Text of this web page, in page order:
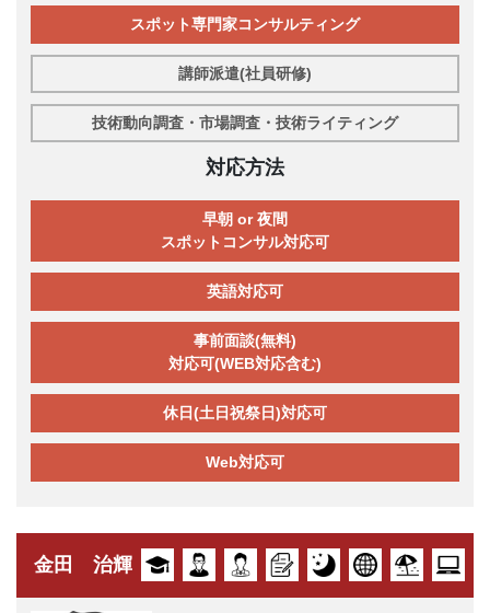
スポット専門家コンサルティング
講師派遣(社員研修)
技術動向調査・市場調査・技術ライティング
対応方法
早朝 or 夜間
スポットコンサル対応可
英語対応可
事前面談(無料)
対応可(WEB対応含む)
休日(土日祝祭日)対応可
Web対応可
金田 治輝